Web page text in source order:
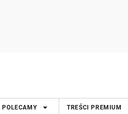
POLECAMY TREŚCI PREMIUM